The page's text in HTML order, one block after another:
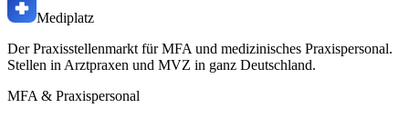
Mediplatz
Der Praxisstellenmarkt für MFA und medizinisches Praxispersonal.
Stellen in Arztpraxen und MVZ in ganz Deutschland.
MFA & Praxispersonal